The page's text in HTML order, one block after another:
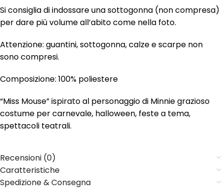
Si consiglia di indossare una sottogonna (non compresa)
per dare più volume all’abito come nella foto.
Attenzione: guantini, sottogonna, calze e scarpe non
sono compresi.
Composizione: 100% poliestere
“Miss Mouse” ispirato al personaggio di Minnie grazioso
costume per carnevale, halloween, feste a tema,
spettacoli teatrali.
Recensioni (0)
Caratteristiche
Spedizione & Consegna